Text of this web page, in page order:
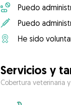
Puedo
Puedo
He sido
Servicios y
Cobertura veterinaria